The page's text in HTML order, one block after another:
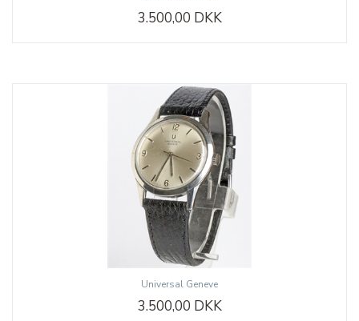
3.500,00 DKK
Universal Geneve
3.500,00 DKK